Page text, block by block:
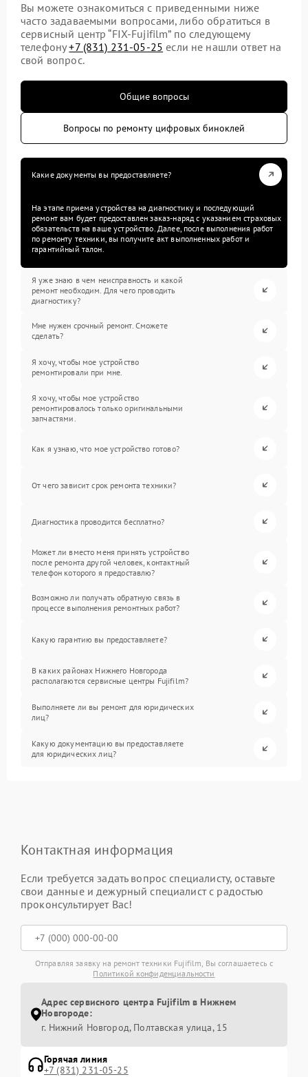
Вы можете ознакомиться с приведенными ниже
часто задаваемыми вопросами, либо обратиться в
сервисный центр “FIX-Fujifilm” по следующему
телефону+7 (831) 231-05-25 если не нашли ответ на
свой вопрос.
Общие вопросы
Вопросы по ремонту цифровых биноклей
Какие документы вы предоставляете?
На этапе приема устройства на диагностику и последующий
ремонт вам будет предоставлен заказ-наряд с указанием страховых
обязательств на ваше устройство. Далее, после выполнения работ
по ремонту техники, вы получите акт выполненных работ и
гарантийный талон.
Я уже знаю в чем неисправность и какой
ремонт необходим. Для чего проводить
диагностику?
Мне нужен срочный ремонт. Сможете
сделать?
Я хочу, чтобы мое устройство
ремонтировали при мне.
Я хочу, чтобы мое устройство
ремонтировалось только оригинальными
запчастями.
Как я узнаю, что мое устройство готово?
От чего зависит срок ремонта техники?
Диагностика проводится бесплатно?
Может ли вместо меня принять устройство
после ремонта другой человек, контактный
телефон которого я предоставлю?
Возможно ли получать обратную связь в
процессе выполнения ремонтных работ?
Какую гарантию вы предоставляете?
В каких районах Нижнего Новгорода
располагаются сервисные центры Fujifilm?
Выполняете ли вы ремонт для юридических
лиц?
Какую документацию вы предоставляете
для юридических лиц?
Контактная информация
Если требуется задать вопрос специалисту, оставьте
свои данные и дежурный специалист с радостью
проконсультирует Вас!
Отправляя заявку на ремонт техники Fujifilm, Вы соглашаетесь с
Политикой конфиденциальности
Адрес сервисного центра Fujifilm в Нижнем
Новгороде:
г. Нижний Новгород, Полтавская улица, 15
Горячая линия
+7 (831) 231-05-25